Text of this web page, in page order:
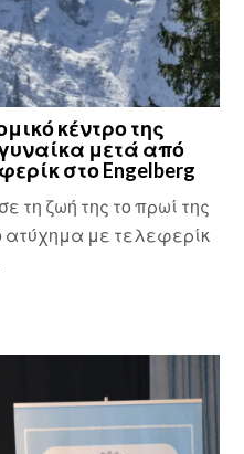
κέντρο της
μετά από
στο Engelberg
τη ζωή της το πρωί της
ατύχημα με τελεφερίκ